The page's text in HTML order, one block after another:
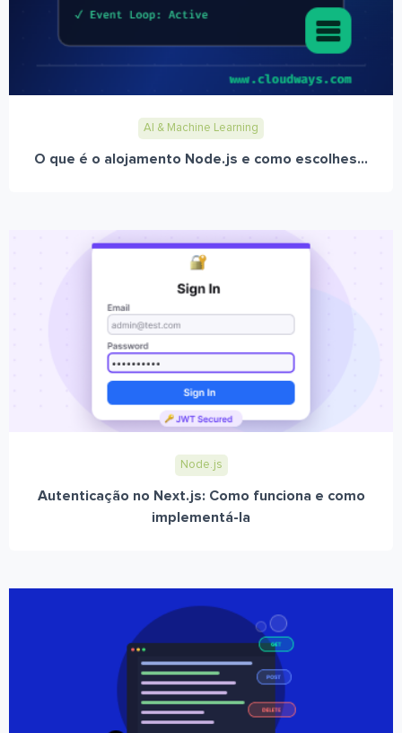
AI & Machine Learning
O que é o alojamento Node.js e como escolhes...
Node.js
Autenticação no Next.js: Como funciona e como
implementá-la